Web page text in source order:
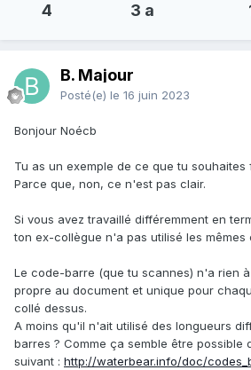
4 3 a
B. Majour
Posté(e) le 16 juin 2023
Bonjour Noécb
Tu as un exemple de ce que tu souhaites
Parce que, non, ce n'est pas clair.
Si vous avez travaillé différemment en
ton ex-collègue n'a pas utilisé les mêmes
Le code-barre (que tu scannes) n'a rien
propre au document et unique pour
collé dessus.
A moins qu'il n'ait utilisé des longueurs
barres ? Comme ça semble être possible
suivant : http://waterbear.info/doc/